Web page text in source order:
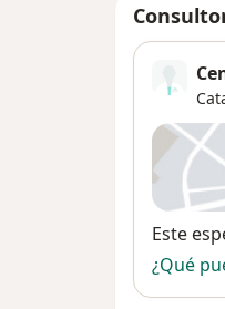
Este
¿Qué